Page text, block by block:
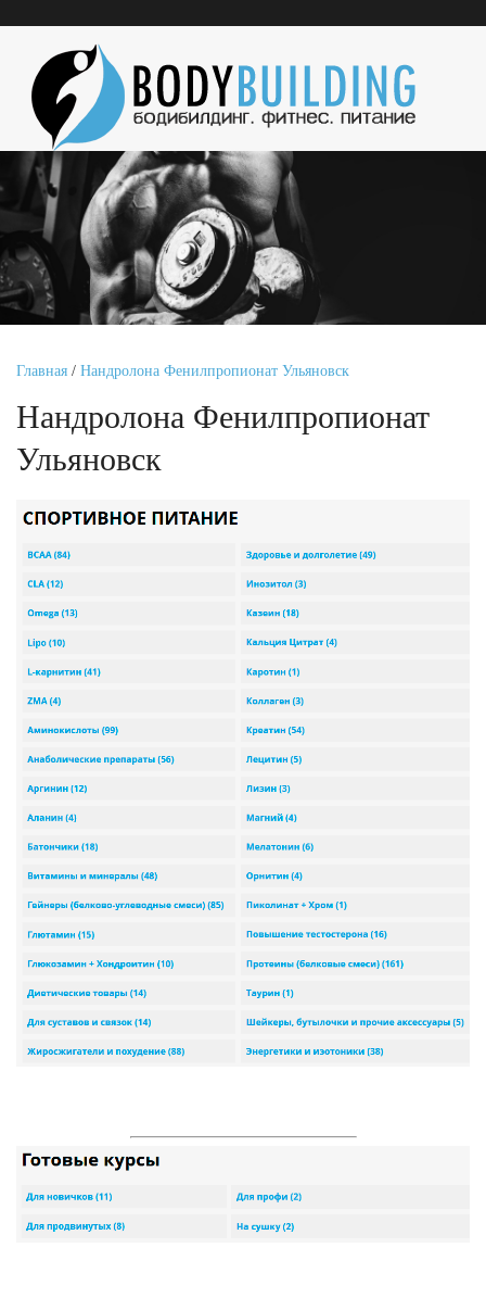
Главная / Нандролона Фенилпропионат Ульяновск
Нандролона Фенилпропионат
Ульяновск